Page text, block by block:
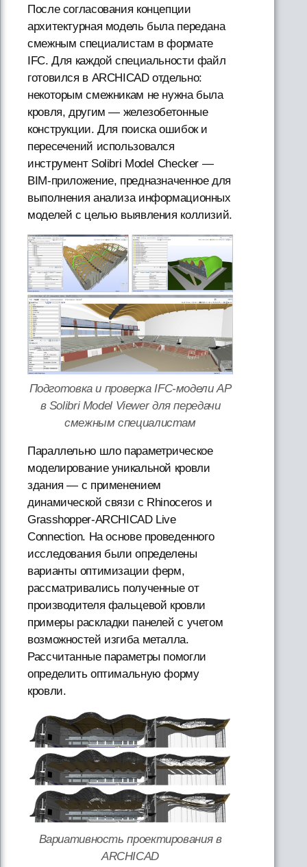
После согласования концепции
архитектурная модель была передана
смежным специалистам в формате
IFC. Для каждой специальности файл
готовился в ARCHICAD отдельно:
некоторым смежникам не нужна была
кровля, другим — железобетонные
конструкции. Для поиска ошибок и
пересечений использовался
инструмент Solibri Model Checker —
BIM-приложение, предназначенное для
выполнения анализа информационных
моделей с целью выявления коллизий.
Подготовка и проверка IFC-модели АР
в Solibri Model Viewer для передачи
смежным специалистам
Параллельно шло параметрическое
моделирование уникальной кровли
здания — с применением
динамической связи с Rhinoceros и
Grasshopper-ARCHICAD Live
Connection. На основе проведенного
исследования были определены
варианты оптимизации ферм,
рассматривались полученные от
производителя фальцевой кровли
примеры раскладки панелей с учетом
возможностей изгиба металла.
Рассчитанные параметры помогли
определить оптимальную форму
кровли.
Вариативность проектирования в
ARCHICAD